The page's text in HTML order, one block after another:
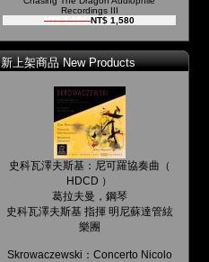
Recordings III
NT$ 1,700NT$ 1,580
新上架商品 New Products
史科瓦澤夫斯基：尼可羅協奏曲（
HDCD ）
葛拉夫曼，鋼琴
史科瓦澤夫斯基 指揮 明尼蘇達管絃
樂團
Skrowaczewski：Concerto Nicolo